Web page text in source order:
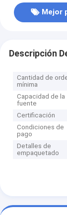
Mejor
Descripción
Cantidad de
mínima
Capacidad de la
fuente
Certificación
Condiciones de
pago
Detalles de
empaquetado